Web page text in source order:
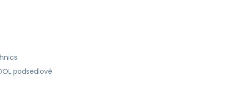
podsedlové